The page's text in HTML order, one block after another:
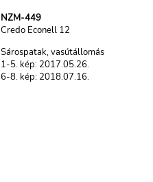
NZM-449
Credo Econell 12
Sárospatak, vasútállomás
1-5. kép: 2017.05.26.
6-8. kép: 2018.07.16.